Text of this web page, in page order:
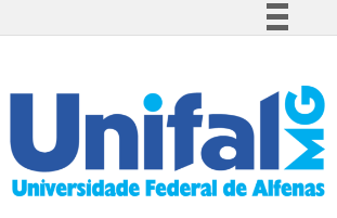
Participe
Acesso à informação
Legislação